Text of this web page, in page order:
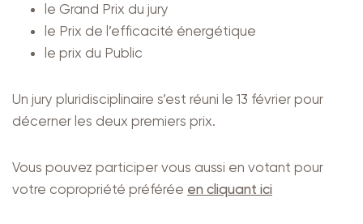
le Grand Prix du jury
le Prix de l’efficacité énergétique
le prix du Public
Un jury pluridisciplinaire s’est réuni le 13 février pour
décerner les deux premiers prix.
Vous pouvez participer vous aussi en votant pour
votre copropriété préférée en cliquant ici